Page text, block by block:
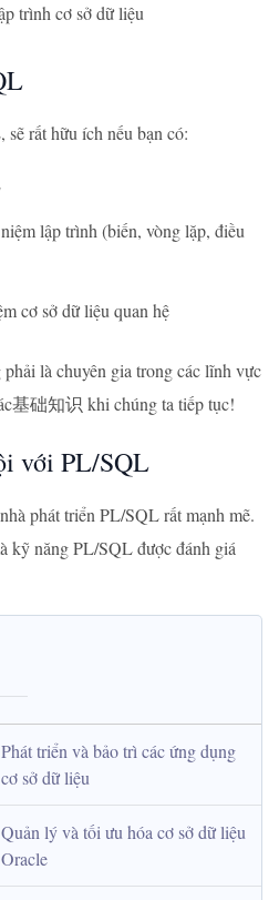
trình cơ sở dữ liệu
rất hữu ích nếu bạn có:
lập trình (biến, vòng lặp, điều
cơ sở dữ liệu quan hệ
là chuyên gia trong các lĩnh vực
基础知识 khi chúng ta tiếp tục!
với PL/SQL
phát triển PL/SQL rất mạnh mẽ.
kỹ năng PL/SQL được đánh giá
Phát triển và bảo trì các ứng dụng
cơ sở dữ liệu
Quản lý và tối ưu hóa cơ sở dữ liệu
Oracle